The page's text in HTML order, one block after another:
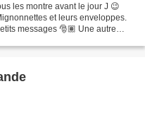
les montre avant le jour J 😉
et leurs enveloppes.
messages 🎅🏽 Une autre